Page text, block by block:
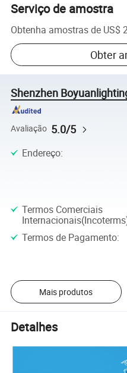
Serviço de amostra
Obtenha amostras de US$
Obter
Shenzhen
Avaliação 5.0/5
Endereço:
Termos Comerciais
Termos de Pagamento:
Mais produtos
Detalhes